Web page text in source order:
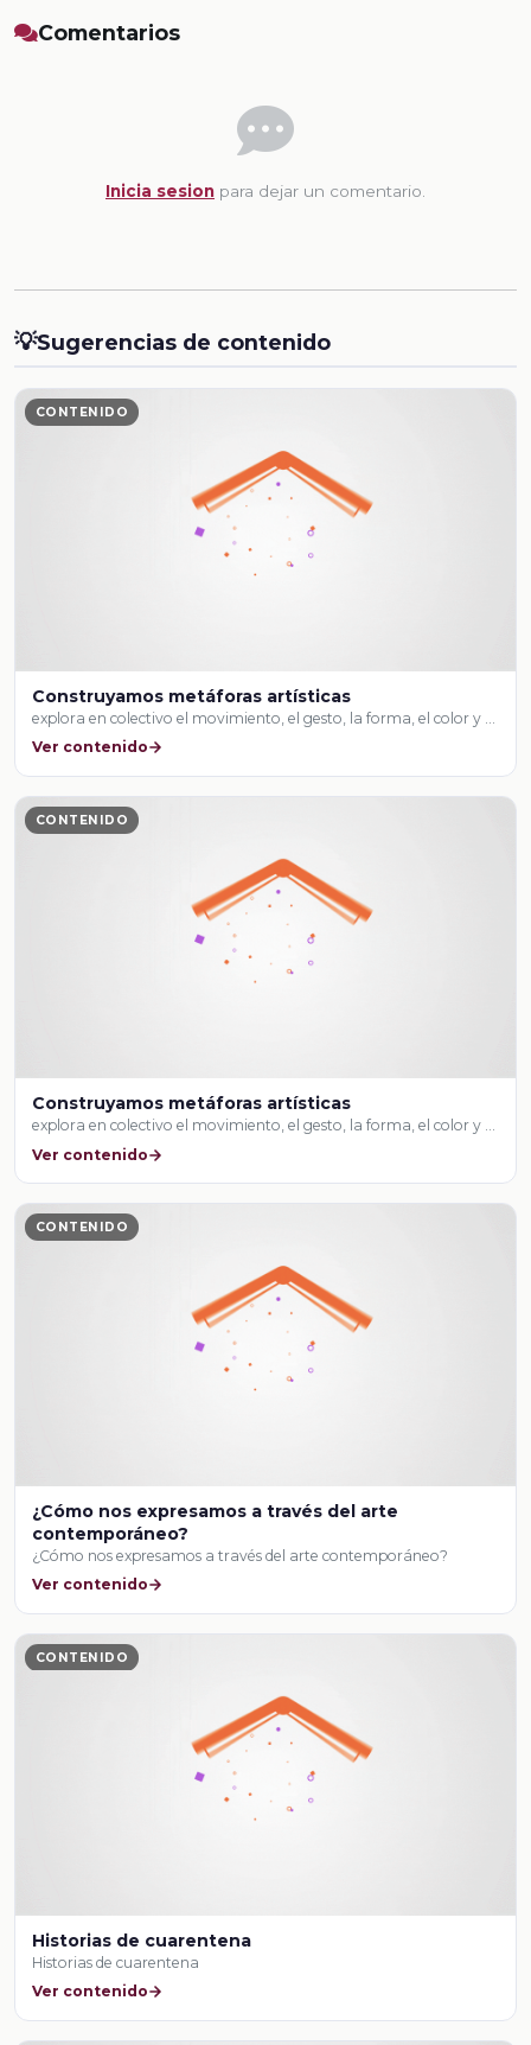
Comentarios
Inicia sesion para dejar un comentario.
💡Sugerencias de contenido
CONTENIDO
Construyamos metáforas artísticas
explora en colectivo el movimiento, el gesto, la forma, el color y …
Ver contenido
CONTENIDO
Construyamos metáforas artísticas
explora en colectivo el movimiento, el gesto, la forma, el color y …
Ver contenido
CONTENIDO
¿Cómo nos expresamos a través del arte
contemporáneo?
¿Cómo nos expresamos a través del arte contemporáneo?
Ver contenido
CONTENIDO
Historias de cuarentena
Historias de cuarentena
Ver contenido